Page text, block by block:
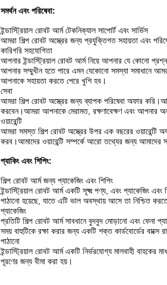
সমর্থন এবং পরিষেবা:
ইন্ডাস্ট্রিয়াল রোবট আর্ম টেকনিক্যাল সাপোর্ট এবং সার্ভিস
আমরা শিল্প রোবট অস্ত্রের জন্য প্রযুক্তিগত সহায়তা এবং
কারিগরি সহযোগিতা
আপনার ইন্ডাস্ট্রিয়াল রোবট আর্ম নিয়ে আপনার যে কোনো
আপনার সম্মুখীন হতে পারে এমন যেকোনো সমস্যা সমাধানে
আপনাকে সহায়তা করতে পেরে খুশি হব।
সেবা
আমরা শিল্প রোবট অস্ত্রের জন্য ব্যাপক পরিষেবা অফার
করবেন।আমরা আপনাকে মেরামত, রক্ষণাবেক্ষণ এবং আপনার
ওয়ারেন্টি
আমরা সমস্ত শিল্প রোবট অস্ত্রের উপর এক বছরের ওয়ারেন্টি
করব।আমাদের ওয়ারেন্টি সম্পর্কে আরো তথ্যের জন্য আমাদের
প্যাকিং এবং শিপিং:
শিল্প রোবট আর্ম জন্য প্যাকেজিং এবং শিপিং
ইন্ডাস্ট্রিয়াল রোবট আর্ম একটি সূক্ষ্ম পণ্য, এবং প্যাকেজিং
পাঠানো হয়েছে, যাতে এটি ভাল অবস্থায় আসে তা নিশ্চিত
প্যাকেজিং
প্রতিটি শিল্প রোবট আর্ম সাবধানে বুদবুদ মোড়ানো এবং ফেনা
সময় বাহুটিকে রক্ষা করার জন্য একটি শক্ত কার্ডবোর্ডের বাক্সে
পাঠানো
ইন্ডাস্ট্রিয়াল রোবট আর্ম একটি নির্ভরযোগ্য মালবাহী বাহকের
পূরণের জন্য বীমা করা হয়।